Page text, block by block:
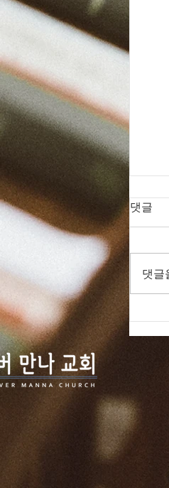
드
댓글
댓글